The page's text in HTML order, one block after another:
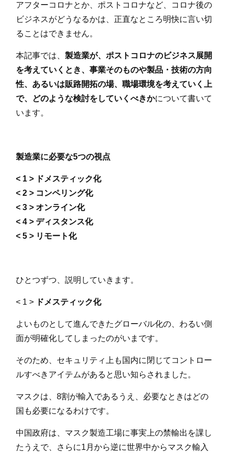
アフターコロナとか、ポストコロナなど、コロナ後の
ビジネスがどうなるかは、正直なところ明快に言い切
ることはできません。
本記事では、製造業が、ポストコロナのビジネス展開
を考えていくとき、事業そのものや製品・技術の方向
性、あるいは販路開拓の場、職場環境を考えていく上
で、どのような検討をしていくべきかについて書いて
います。
製造業に必要な5つの視点
< 1 > ドメスティック化
< 2 > コンペリング化
< 3 > オンライン化
< 4 > ディスタンス化
< 5 > リモート化
ひとつずつ、説明していきます。
< 1 > ドメスティック化
よいものとして進んできたグローバル化の、わるい側
面が明確化してしまったのがいまです。
そのため、セキュリティ上も国内に閉じてコントロー
ルすべきアイテムがあると思い知らされました。
マスクは、8割が輸入であるうえ、必要なときはどの
国も必要になるわけです。
中国政府は、マスク製造工場に事実上の禁輸出を課し
たうえで、さらに1月から逆に世界中からマスク輸入